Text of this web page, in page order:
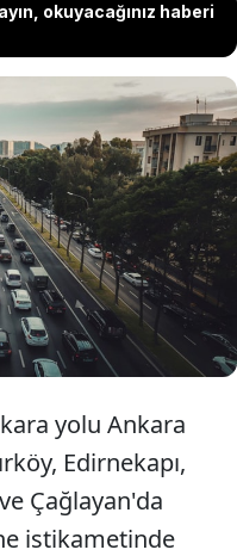
okuyacağınız haberi
ilk mesai günü,
bazı yollarda ve
yoğunluk
yolu Ankara
Edirnekapı,
Çağlayan'da
istikametinde